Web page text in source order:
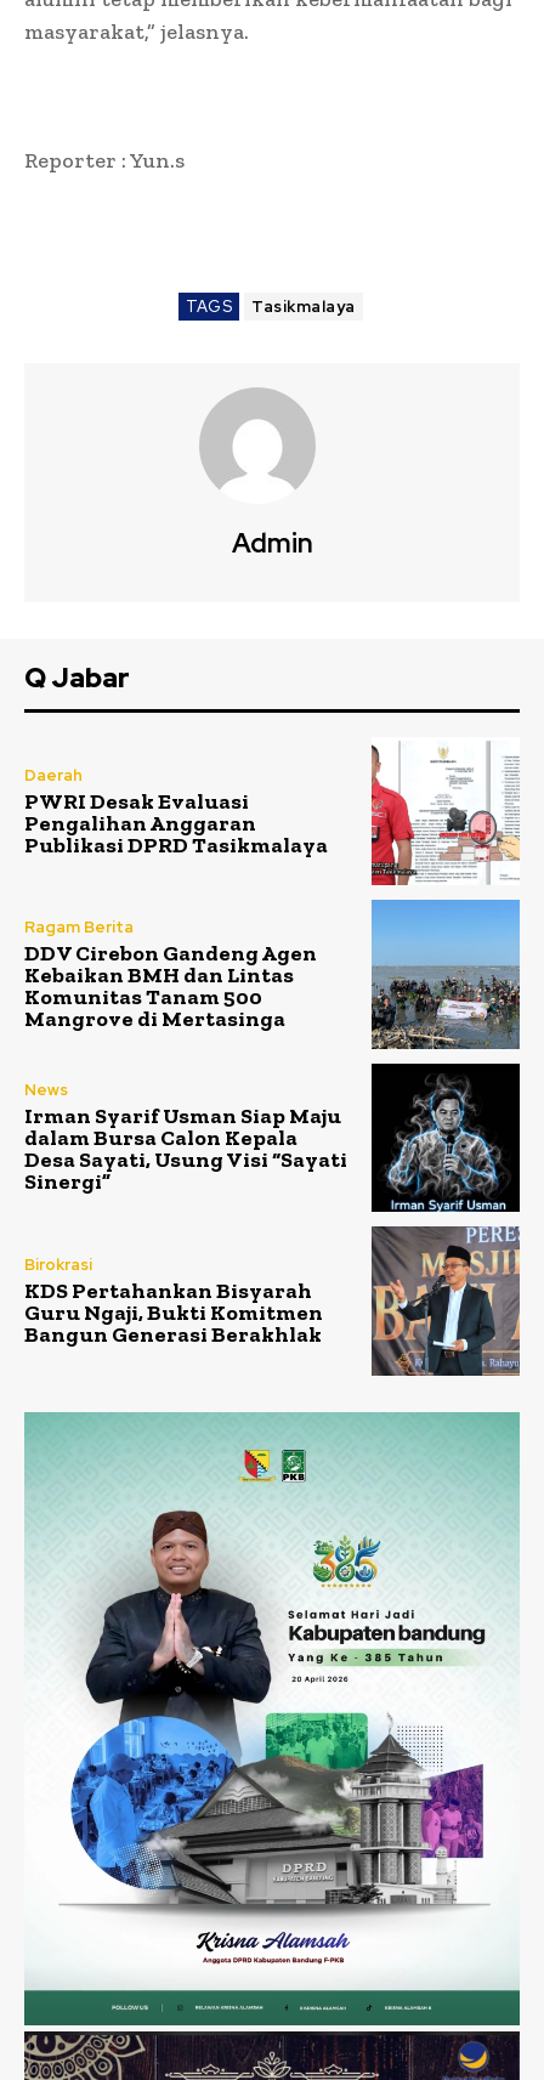
masyarakat,” jelasnya.
Reporter : Yun.s
TAGS Tasikmalaya
Admin
Q Jabar
Daerah
PWRI Desak Evaluasi
Pengalihan Anggaran
Publikasi DPRD Tasikmalaya
Ragam Berita
DDV Cirebon Gandeng Agen
Kebaikan BMH dan Lintas
Komunitas Tanam 500
Mangrove di Mertasinga
News
Irman Syarif Usman Siap Maju
dalam Bursa Calon Kepala
Desa Sayati, Usung Visi “Sayati
Sinergi”
Birokrasi
KDS Pertahankan Bisyarah
Guru Ngaji, Bukti Komitmen
Bangun Generasi Berakhlak